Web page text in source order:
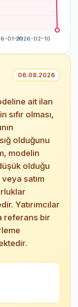
06.08.2026
ait ilan
sıfır olması,
olduğunu
modelin
olduğu
satım
Yatırımcılar
referans bir